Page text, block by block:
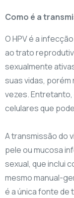
Como é a
O HPV é a
ao trato
sexualmente
suas vidas, porém
vezes.
celulares que
A transmissão do
pele ou mucosa
sexual, que inclui
mesmo manual-
é a única fonte de